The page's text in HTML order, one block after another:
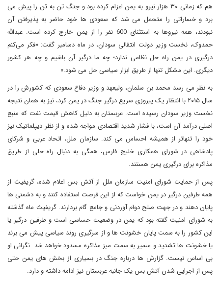
هم که زمانی ۳۰ هزار نیرو به یمن اعزام کرده بود و جنگ تن به تن را پیش می
برد و خساراتی را متحمل می شد که سعودی ها خود حاضر به پذیرفتن آن
نبودند، همه نیروها به استثنای 600 نفر را از یمن خارج کرده است. عبدالله
حمدوک، نخست وزیر دولت انتقالی سودان، در ماه دسامبر گفت: «فکر می‌کنم
درگیری در یمن راه حل نظامی ندارد؛ چه ما درگیر آن باشیم و چه هر کشور
دیگری. این مشکل تنها از طریق ابزار سیاسی حل می شود.»
به نظر می رسد محمد بن سلمان، ولیعهد و وزیر دفاع سعودی که کشورش را در
سال ۲۰۱۵ با انتظار یک پیروزی سریع درگیر جنگ در یمن کرد، نیز به همان نتیجه
نخست وزیر سودان رسیده است. عربستان به دلیل کاهش قیمت نفت که منبع
اصلی درآمد آن است، با فشار شدید اقتصادی مواجه شده و از نظر دیپلماتیک نیز
خود را تنهاتر از همیشه احساس می کند. سازمان ملل، اتحاد عربی و شرکای
پادشاهی در شورای همکاری خلیج فارس، همگی به دنبال راه حلی از طریق
مذاکره برای درگیری یمن هستند.
پس از حمایت شورای امنیت سازمان ملل از آتش بس اعلام شده، گریفیث از
همه طرفین درگیر در یمن خواست که از این فرصت استفاده کنند و به دشمنی ها
پایان دهند و در جهت صلح دوام آوردنی و جامع گام بردارند. گریفیث ماه گذشته
به شورای امنیت گفته بود که یمن در وضعیت حساسی است و طرفین درگیر یا
این کشور را به سمت پایان خشونت ها و از سرگیری روند سیاسی پیش می برند
یا خشونت ها تشدید و مسیر به سمت میز مذاکره مسدود خواهد شد. نگرانی او
بی اساس نیست. گزارش‌ ها درباره جنگ در بسیاری از بخش‌ های یمن حتی
پس از اجرایی شدن آتش بس یک جانبه عربستان نیز ادامه داشته و دارد.